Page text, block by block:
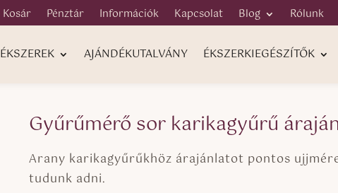
Kosár Pénztár Információk Kapcsolat Blog Rólunk
ÉKSZEREK AJÁNDÉKUTALVÁNY ÉKSZERKIEGÉSZÍTŐK
Gyűrűmérő sor karikagyűrű
Arany karikagyűrűkhöz árajánlatot pontos
tudunk adni.